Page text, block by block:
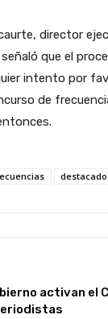
te, director
que el
intento por
de
destacado
activan el